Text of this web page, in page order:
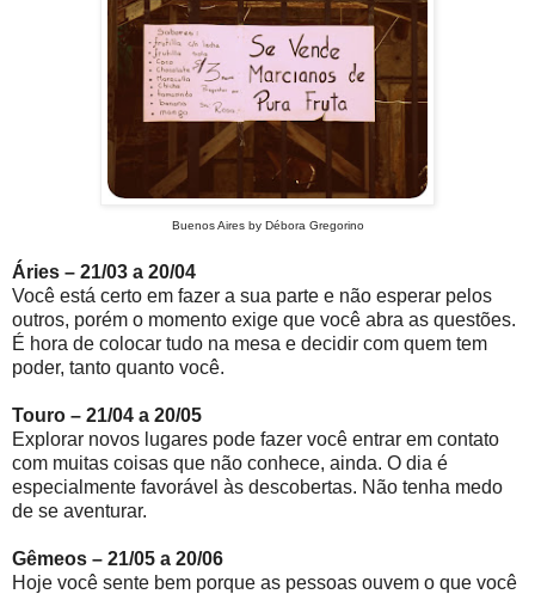
Buenos Aires by Débora Gregorino
Áries – 21/03 a 20/04
Você está certo em fazer a sua parte e não esperar pelos
outros, porém o momento exige que você abra as questões.
É hora de colocar tudo na mesa e decidir com quem tem
poder, tanto quanto você.
Touro – 21/04 a 20/05
Explorar novos lugares pode fazer você entrar em contato
com muitas coisas que não conhece, ainda. O dia é
especialmente favorável às descobertas. Não tenha medo
de se aventurar.
Gêmeos – 21/05 a 20/06
Hoje você sente bem porque as pessoas ouvem o que você